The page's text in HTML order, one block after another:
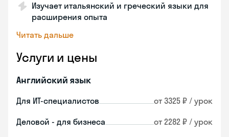
Изучает итальянский и греческий языки для
расширения опыта
Читать дальше
Услуги и цены
Английский язык
Для ИТ-специалистов от 3325 ₽ / урок
Деловой - для бизнеса от 2282 ₽ / урок